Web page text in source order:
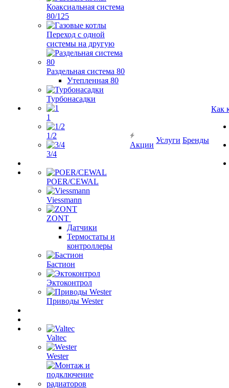
Коаксиальная система
80/125
Переход с одной
системы на другую
Раздельная система 80
Утепленная 80
Турбонасадки
1
1/2
3/4
POER/CEWAL
Viessmann
ZONT
Датчики
Термостаты и
контроллеры
Бастион
Эктоконтрол
Приводы Wester
Valtec
Wester
Акции
Услуги Бренды
Как